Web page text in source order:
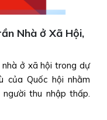
Nhà ở Xã Hội,
ở xã hội trong dự
của Quốc hội nhằm
thu nhập thấp.